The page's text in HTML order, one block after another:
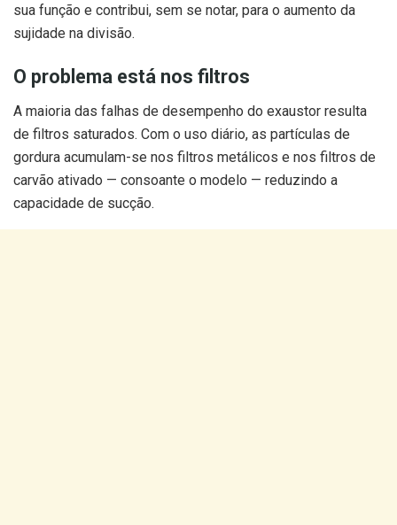
sua função e contribui, sem se notar, para o aumento da
sujidade na divisão.
O problema está nos filtros
A maioria das falhas de desempenho do exaustor resulta
de filtros saturados. Com o uso diário, as partículas de
gordura acumulam-se nos filtros metálicos e nos filtros de
carvão ativado — consoante o modelo — reduzindo a
capacidade de sucção.